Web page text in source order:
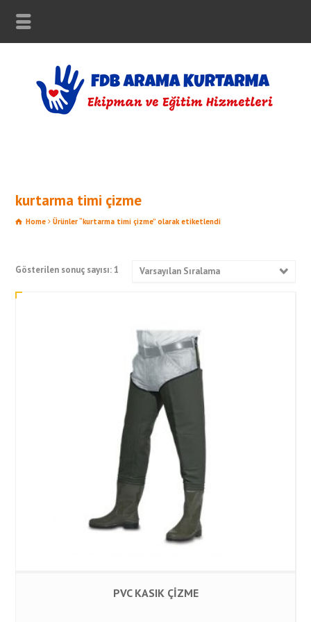
kurtarma timi çizme
Home Ürünler “kurtarma timi çizme” olarak etiketlendi
Gösterilen sonuç sayısı: 1 Varsayılan Sıralama
PVC KASIK ÇİZME